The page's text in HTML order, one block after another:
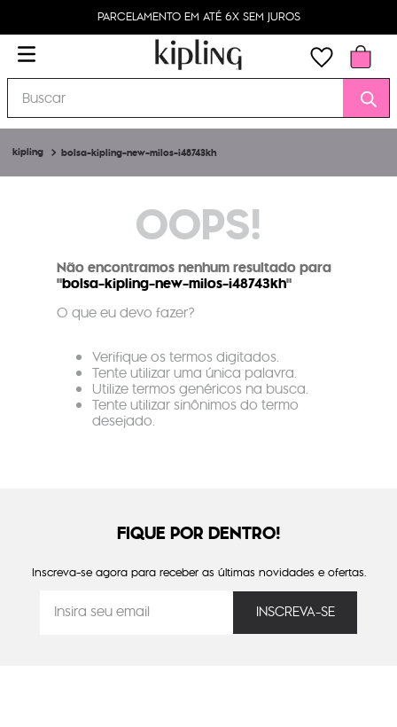
PARCELAMENTO EM ATÉ 6X SEM JUROS
Buscar
bolsa-kipling-new-milos-i48743kh
OOPS!
Não encontramos nenhum resultado para
"bolsa-kipling-new-milos-i48743kh"
O que eu devo fazer?
Verifique os termos digitados.
Tente utilizar uma única palavra.
Utilize termos genéricos na busca.
Tente utilizar sinônimos do termo
desejado.
FIQUE POR DENTRO!
Inscreva-se agora para receber as últimas novidades e ofertas.